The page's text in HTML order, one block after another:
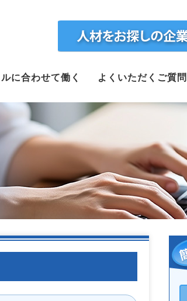
員で転職したい方
タイルに合わせて働く
くいただくご質問
福利厚生
企業案内
webで仮登録
に合わせて働く よくいただくご質問